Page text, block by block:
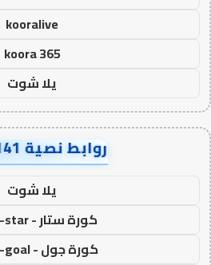
kooralive
koora 365
يلا شوت
روابط نصية AA90141
يلا شوت
كورة ستار - koora-star
كورة جول - koora-goal